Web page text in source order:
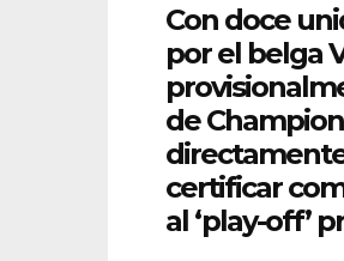
Con doce
por el belga
de
certificar
al ‘play-off’